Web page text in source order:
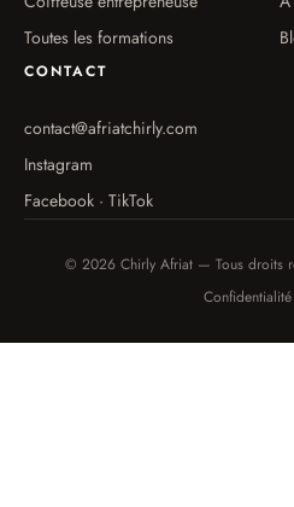
Toutes les formations
CONTACT
contact@afriatchirly.com
Instagram
Facebook · TikTok
© 2026 Chirly Afriat — Tous droits